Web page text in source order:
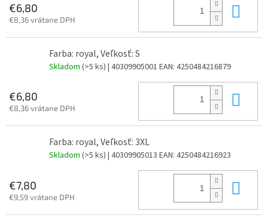
€6,80
€8,36 vrátane DPH
Farba: royal, Veľkosť: S
Skladom (>5 ks) | 40309905001 EAN: 4250484216879
€6,80
€8,36 vrátane DPH
Farba: royal, Veľkosť: 3XL
Skladom (>5 ks) | 40309905013 EAN: 4250484216923
€7,80
€9,59 vrátane DPH